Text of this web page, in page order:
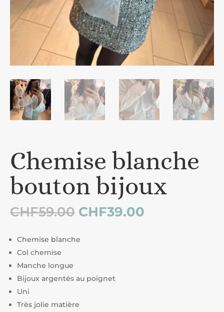
Chemise blanche
bouton bijoux
CHF59.00 Le
initial
était :
CHF39.00
Chemise blanche
Col chemise
Manche longue
Bijoux argentés au poignet
Uni
Très jolie matière